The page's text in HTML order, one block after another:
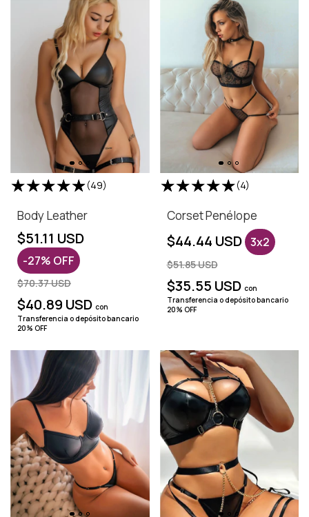
(49)
Body Leather
$51.11 USD
-27% OFF
$70.37 USD
$40.89 USD con
Transferencia o depósito bancario
20% OFF
(4)
Corset Penélope
$44.44 USD 3x2
$51.85 USD
$35.55 USD con
Transferencia o depósito bancario
20% OFF